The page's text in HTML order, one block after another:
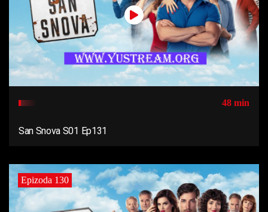
48 min
San Snova S01 Ep131
Epizoda 130